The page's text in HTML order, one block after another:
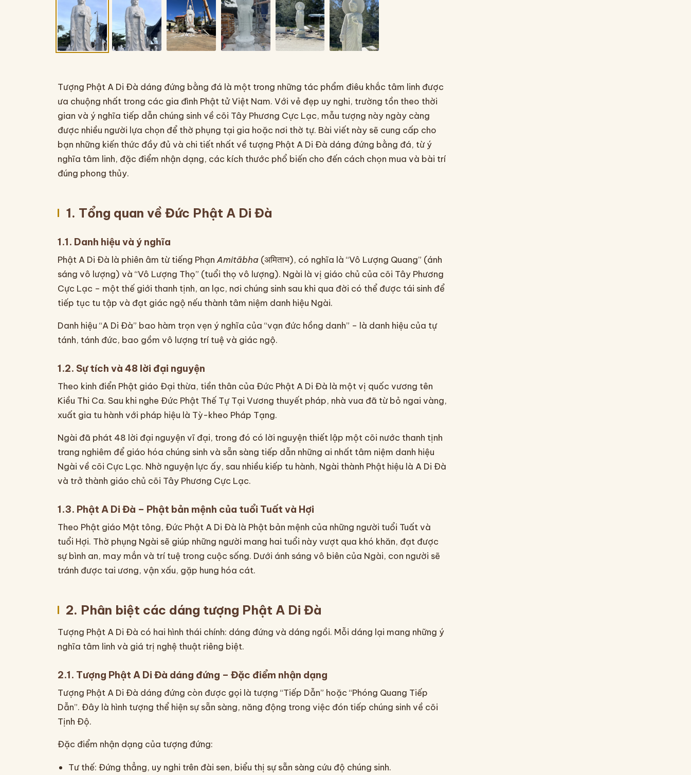
Tượng Phật A Di Đà dáng đứng bằng đá là một trong những tác phẩm điêu khắc tâm linh được
ưa chuộng nhất trong các gia đình Phật tử Việt Nam. Với vẻ đẹp uy nghi, trường tồn theo thời
gian và ý nghĩa tiếp dẫn chúng sinh về cõi Tây Phương Cực Lạc, mẫu tượng này ngày càng
được nhiều người lựa chọn để thờ phụng tại gia hoặc nơi thờ tự. Bài viết này sẽ cung cấp cho
bạn những kiến thức đầy đủ và chi tiết nhất về tượng Phật A Di Đà dáng đứng bằng đá, từ ý
nghĩa tâm linh, đặc điểm nhận dạng, các kích thước phổ biến cho đến cách chọn mua và bài trí
đúng phong thủy.
1. Tổng quan về Đức Phật A Di Đà
1.1. Danh hiệu và ý nghĩa
Phật A Di Đà là phiên âm từ tiếng Phạn Amitābha (अमिताभ), có nghĩa là “Vô Lượng Quang” (ánh
sáng vô lượng) và “Vô Lượng Thọ” (tuổi thọ vô lượng). Ngài là vị giáo chủ của cõi Tây Phương
Cực Lạc – một thế giới thanh tịnh, an lạc, nơi chúng sinh sau khi qua đời có thể được tái sinh để
tiếp tục tu tập và đạt giác ngộ nếu thành tâm niệm danh hiệu Ngài.
Danh hiệu “A Di Đà” bao hàm trọn vẹn ý nghĩa của “vạn đức hồng danh” – là danh hiệu của tự
tánh, tánh đức, bao gồm vô lượng trí tuệ và giác ngộ.
1.2. Sự tích và 48 lời đại nguyện
Theo kinh điển Phật giáo Đại thừa, tiền thân của Đức Phật A Di Đà là một vị quốc vương tên
Kiều Thi Ca. Sau khi nghe Đức Phật Thế Tự Tại Vương thuyết pháp, nhà vua đã từ bỏ ngai vàng,
xuất gia tu hành với pháp hiệu là Tỳ-kheo Pháp Tạng.
Ngài đã phát 48 lời đại nguyện vĩ đại, trong đó có lời nguyện thiết lập một cõi nước thanh tịnh
trang nghiêm để giáo hóa chúng sinh và sẵn sàng tiếp dẫn những ai nhất tâm niệm danh hiệu
Ngài về cõi Cực Lạc. Nhờ nguyện lực ấy, sau nhiều kiếp tu hành, Ngài thành Phật hiệu là A Di Đà
và trở thành giáo chủ cõi Tây Phương Cực Lạc.
1.3. Phật A Di Đà – Phật bản mệnh của tuổi Tuất và Hợi
Theo Phật giáo Mật tông, Đức Phật A Di Đà là Phật bản mệnh của những người tuổi Tuất và
tuổi Hợi. Thờ phụng Ngài sẽ giúp những người mang hai tuổi này vượt qua khó khăn, đạt được
sự bình an, may mắn và trí tuệ trong cuộc sống. Dưới ánh sáng vô biên của Ngài, con người sẽ
tránh được tai ương, vận xấu, gặp hung hóa cát.
2. Phân biệt các dáng tượng Phật A Di Đà
Tượng Phật A Di Đà có hai hình thái chính: dáng đứng và dáng ngồi. Mỗi dáng lại mang những ý
nghĩa tâm linh và giá trị nghệ thuật riêng biệt.
2.1. Tượng Phật A Di Đà dáng đứng – Đặc điểm nhận dạng
Tượng Phật A Di Đà dáng đứng còn được gọi là tượng “Tiếp Dẫn” hoặc “Phóng Quang Tiếp
Dẫn”. Đây là hình tượng thể hiện sự sẵn sàng, năng động trong việc đón tiếp chúng sinh về cõi
Tịnh Độ.
Đặc điểm nhận dạng của tượng đứng:
Tư thế: Đứng thẳng, uy nghi trên đài sen, biểu thị sự sẵn sàng cứu độ chúng sinh.